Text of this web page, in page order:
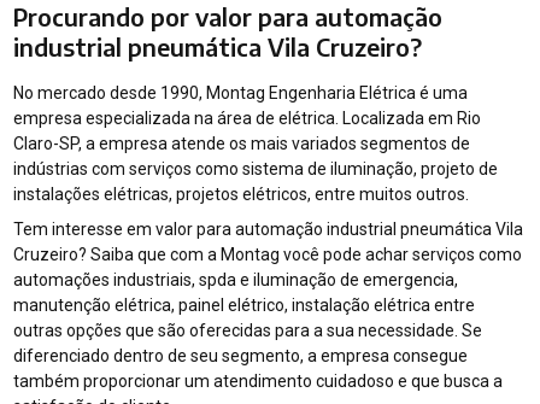
Procurando por valor para automação
industrial pneumática Vila Cruzeiro?
No mercado desde 1990, Montag Engenharia Elétrica é uma
empresa especializada na área de elétrica. Localizada em Rio
Claro-SP, a empresa atende os mais variados segmentos de
indústrias com serviços como sistema de iluminação, projeto de
instalações elétricas, projetos elétricos, entre muitos outros.
Tem interesse em valor para automação industrial pneumática Vila
Cruzeiro? Saiba que com a Montag você pode achar serviços como
automações industriais, spda e iluminação de emergencia,
manutenção elétrica, painel elétrico, instalação elétrica entre
outras opções que são oferecidas para a sua necessidade. Se
diferenciado dentro de seu segmento, a empresa consegue
também proporcionar um atendimento cuidadoso e que busca a